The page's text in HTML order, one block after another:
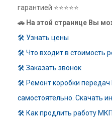
гарантией ⭐⭐⭐⭐⭐
🚗 На этой странице Вы
🛠 Узнать цены
🛠 Что входит в стоимость
🛠 Заказать звонок
🛠 Ремонт коробки
самостоятельно. Скачать
🛠 Как продлить работу